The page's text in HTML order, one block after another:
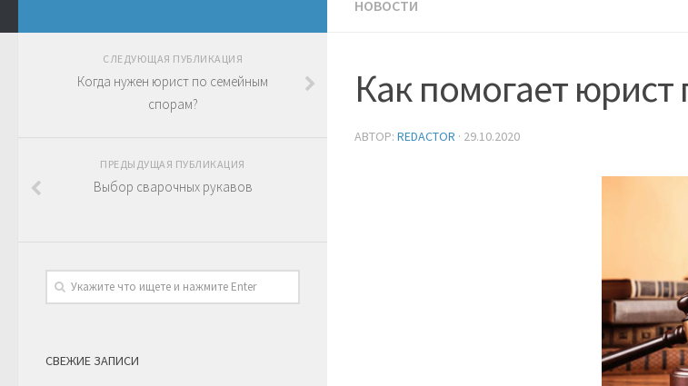
НОВОСТИ
Как помогает
АВТОР: REDACTOR · 29.10.2020
СЛЕДУЮЩАЯ ПУБЛИКАЦИЯ
Когда нужен юрист по семейным
спорам?
ПРЕДЫДУЩАЯ ПУБЛИКАЦИЯ
Выбор сварочных рукавов
СВЕЖИЕ ЗАПИСИ